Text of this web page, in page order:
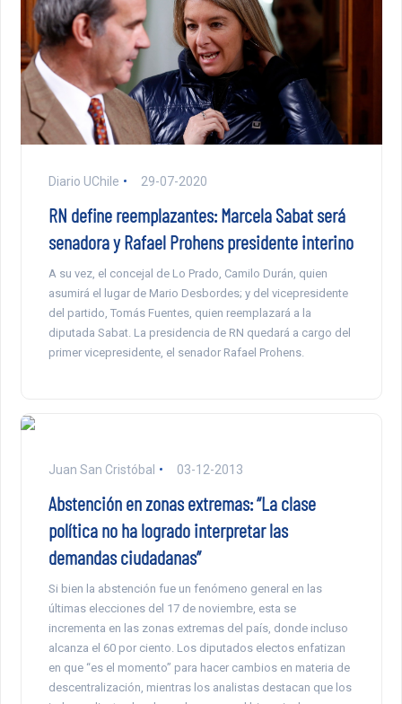
Diario UChile 29-07-2020
RN define reemplazantes: Marcela Sabat será
senadora y Rafael Prohens presidente interino
A su vez, el concejal de Lo Prado, Camilo Durán, quien
asumirá el lugar de Mario Desbordes; y del vicepresidente
del partido, Tomás Fuentes, quien reemplazará a la
diputada Sabat. La presidencia de RN quedará a cargo del
primer vicepresidente, el senador Rafael Prohens.
Juan San Cristóbal 03-12-2013
Abstención en zonas extremas: “La clase
política no ha logrado interpretar las
demandas ciudadanas”
Si bien la abstención fue un fenómeno general en las
últimas elecciones del 17 de noviembre, esta se
incrementa en las zonas extremas del país, donde incluso
alcanza el 60 por ciento. Los diputados electos enfatizan
en que “es el momento” para hacer cambios en materia de
descentralización, mientras los analistas destacan que los